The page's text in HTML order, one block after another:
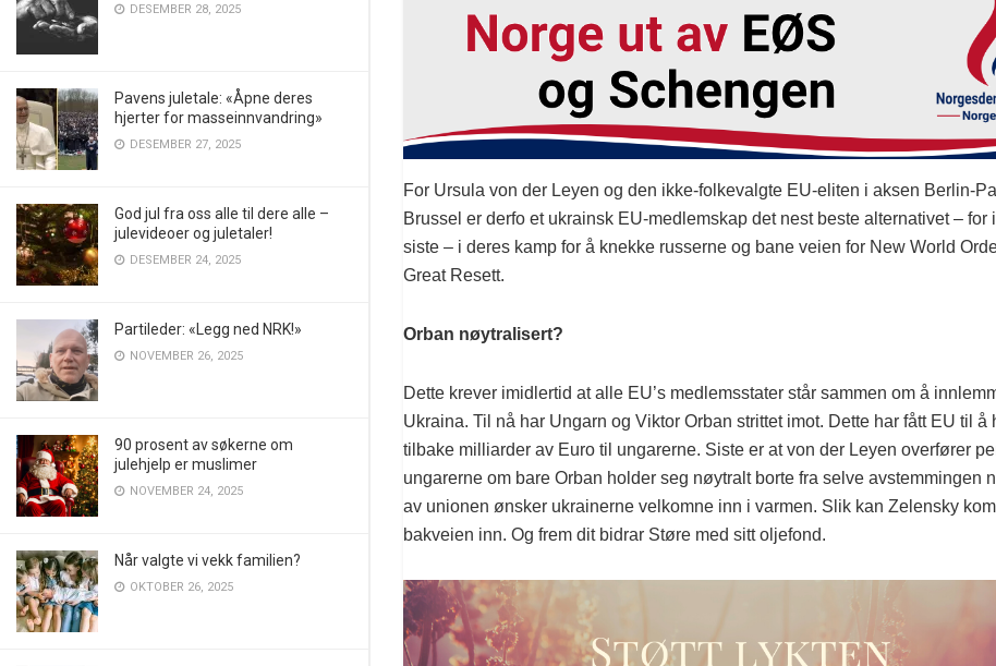
DESEMBER 28, 2025
Pavens juletale: «Åpne deres
hjerter for masseinnvandring»
DESEMBER 27, 2025
God jul fra oss alle til dere alle –
julevideoer og juletaler!
DESEMBER 24, 2025
Partileder: «Legg ned NRK!»
NOVEMBER 26, 2025
90 prosent av søkerne om
julehjelp er muslimer
NOVEMBER 24, 2025
Når valgte vi vekk familien?
OKTOBER 26, 2025
For Ursula von der Leyen og den ikke-folkevalgte EU-eliten i aksen Berlin-
Brussel er derfo et ukrainsk EU-medlemskap det nest beste alternativet – for
siste – i deres kamp for å knekke russerne og bane veien for New World
Great Resett.
Orban nøytralisert?
Dette krever imidlertid at alle EU’s medlemsstater står sammen om å
Ukraina. Til nå har Ungarn og Viktor Orban strittet imot. Dette har fått EU til å
tilbake milliarder av Euro til ungarerne. Siste er at von der Leyen overfører
ungarerne om bare Orban holder seg nøytralt borte fra selve avstemmingen
av unionen ønsker ukrainerne velkomne inn i varmen. Slik kan Zelensky
bakveien inn. Og frem dit bidrar Støre med sitt oljefond.